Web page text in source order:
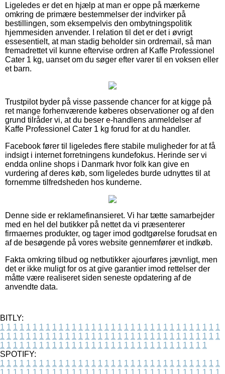
Ligeledes er det en hjælp at man er oppe på mærkerne
omkring de primære bestemmelser der indvirker på
bestillingen, som eksempelvis den ombytningspolitik
hjemmesiden anvender. I relation til det er det i øvrigt
essesentielt, at man stadig beholder sin ordremail, så man
fremadrettet vil kunne eftervise ordren af Kaffe Professionel
Cater 1 kg, uanset om du søger efter varer til en voksen eller
et barn.
Trustpilot byder på visse passende chancer for at kigge på
ret mange forhenværende køberes observationer og af den
grund tilråder vi, at du beser e-handlens anmeldelser af
Kaffe Professionel Cater 1 kg forud for at du handler.
Facebook fører til ligeledes flere stabile muligheder for at få
indsigt i internet forretningens kundefokus. Herinde ser vi
endda online shops i Danmark hvor folk kan give en
vurdering af deres køb, som ligeledes burde udnyttes til at
fornemme tilfredsheden hos kunderne.
Denne side er reklamefinansieret. Vi har tætte samarbejder
med en hel del butikker på nettet da vi præsenterer
firmaernes produkter, og tager imod godtgørelse forudsat en
af de besøgende på vores website gennemfører et indkøb.
Fakta omkring tilbud og netbutikker ajourføres jævnligt, men
det er ikke muligt for os at give garantier imod rettelser der
måtte være realiseret siden seneste opdatering af de
anvendte data.
BITLY:
1 1 1 1 1 1 1 1 1 1 1 1 1 1 1 1 1 1 1 1 1 1 1 1 1 1 1 1 1 1 1 1 1 1
1 1 1 1 1 1 1 1 1 1 1 1 1 1 1 1 1 1 1 1 1 1 1 1 1 1 1 1 1 1 1 1 1 1
1 1 1 1 1 1 1 1 1 1 1 1 1 1 1 1 1 1 1 1 1 1 1 1 1 1 1 1 1 1 1 1
SPOTIFY:
1 1 1 1 1 1 1 1 1 1 1 1 1 1 1 1 1 1 1 1 1 1 1 1 1 1 1 1 1 1 1 1 1 1
1 1 1 1 1 1 1 1 1 1 1 1 1 1 1 1 1 1 1 1 1 1 1 1 1 1 1 1 1 1 1 1 1 1